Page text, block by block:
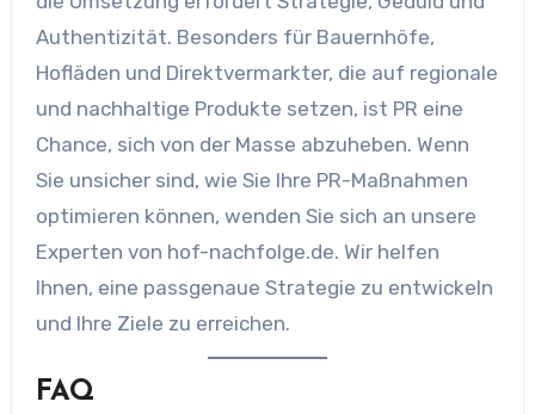
Authentizität. Besonders für Bauernhöfe,
Hofläden und Direktvermarkter, die auf regionale
und nachhaltige Produkte setzen, ist PR eine
Chance, sich von der Masse abzuheben. Wenn
Sie unsicher sind, wie Sie Ihre PR-Maßnahmen
optimieren können, wenden Sie sich an unsere
Experten von hof-nachfolge.de. Wir helfen
Ihnen, eine passgenaue Strategie zu entwickeln
und Ihre Ziele zu erreichen.
FAQ